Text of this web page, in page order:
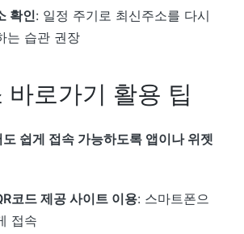
확인: 일정 주기로 최신주소를 다시
는 습관 권장
바로가기 활용 팁
쉽게 접속 가능하도록 앱이나 위젯
코드 제공 사이트 이용: 스마트폰으
접속